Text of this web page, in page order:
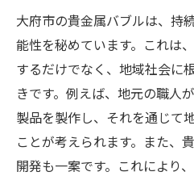
大府市の貴金属バブルは、持
能性を秘めています。これは
するだけでなく、地域社会に
きです。例えば、地元の職人
製品を製作し、それを通じて
ことが考えられます。また、
開発も一案です。これにより